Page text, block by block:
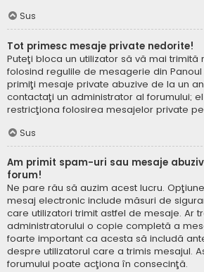
Sus
Tot primesc mesaje private nedorite!
Puteţi bloca un utilizator să vă mai trimită
folosind regulile de mesagerie din Panoul
primiţi mesaje private abuzive de la un
contactaţi un administrator al forumului;
restricţiona folosirea mesajelor private
Sus
Am primit spam-uri sau mesaje
forum!
Ne pare rău să auzim acest lucru.
mesaj electronic include măsuri de
care utilizatori trimit astfel de mesaje. Ar
administratorului o copie completă a
foarte important ca acesta să includă
despre utilizatorul care a trimis mesajul.
forumului poate acţiona în consecinţă.